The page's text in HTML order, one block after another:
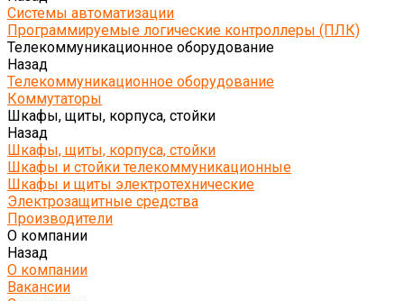
Системы автоматизации
Программируемые логические контроллеры (ПЛК)
Телекоммуникационное оборудование
Назад
Телекоммуникационное оборудование
Коммутаторы
Шкафы, щиты, корпуса, стойки
Назад
Шкафы, щиты, корпуса, стойки
Шкафы и стойки телекоммуникационные
Шкафы и щиты электротехнические
Электрозащитные средства
Производители
О компании
Назад
О компании
Вакансии